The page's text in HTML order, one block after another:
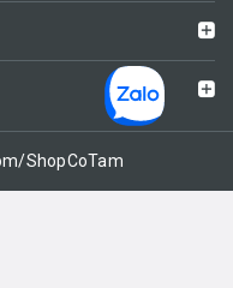
ShopCoTam